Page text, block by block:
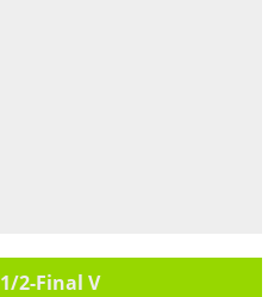
1/2-Final V